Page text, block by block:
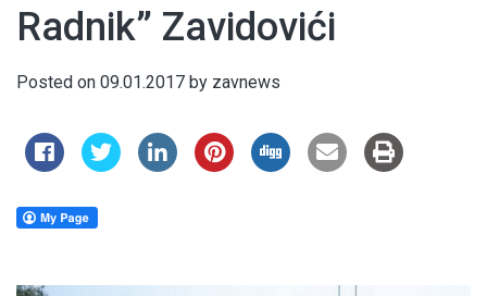
Radnik” Zavidovići
Posted on 09.01.2017 by zavnews